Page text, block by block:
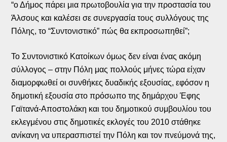
“ο Δήμος πάρει μια πρωτοβουλία για την προστασία του
Άλσους και καλέσει σε συνεργασία τους συλλόγους της
Πόλης, το “Συντονιστικό” πώς θα εκπροσωπηθεί”;
Το Συντονιστικό Κατοίκων όμως δεν είναι ένας ακόμη
σύλλογος – στην Πόλη μας πολλούς μήνες τώρα είχαν
διαμορφωθεί οι συνθήκες δυαδικής εξουσίας, εφόσον η
δημοτική εξουσία στο πρόσωπο της δημάρχου Έφης
Γαϊτανά-Αποστολάκη και του δημοτικού συμβουλίου του
εκλεγμένου στις δημοτικές εκλογές του 2010 στάθηκε
ανίκανη να υπερασπιστεί την Πόλη και τον πνεύμονά της,